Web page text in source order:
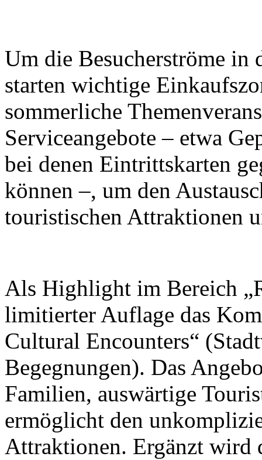
Um die Besucherströme in
starten wichtige
sommerliche
Serviceangebote – etwa
bei denen Eintrittskarten
können –, um den
touristischen Attraktionen
Als Highlight im Bereich
limitierter Auflage das
Cultural Encounters“
Begegnungen). Das
Familien, auswärtige
ermöglicht den
Attraktionen. Ergänzt wird